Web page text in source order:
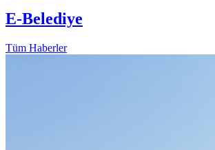
E-Belediye
Tüm Haberler